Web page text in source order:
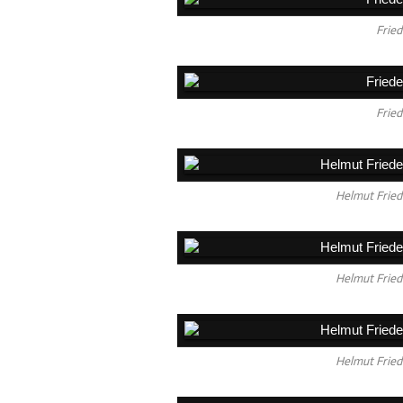
Helmut
Helmut
Helmut